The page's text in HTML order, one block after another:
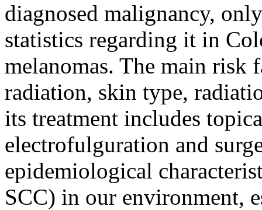
diagnosed malignancy,
statistics regarding it in
melanomas. The main risk
radiation, skin type,
its treatment includes
electrofulguration and
epidemiological
SCC) in our environment,